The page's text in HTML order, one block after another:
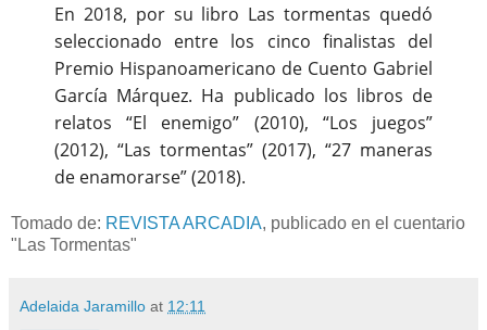
En 2018, por su libro Las tormentas quedó
seleccionado entre los cinco finalistas del
Premio Hispanoamericano de Cuento Gabriel
García Márquez. Ha publicado los libros de
relatos “El enemigo” (2010), “Los juegos”
(2012), “Las tormentas” (2017), “27 maneras
de enamorarse” (2018).
Tomado de: REVISTA ARCADIA, publicado en el cuentario
"Las Tormentas"
Adelaida Jaramillo at 12:11